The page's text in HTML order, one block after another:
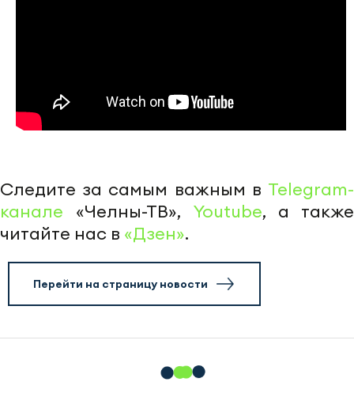
Следите за самым важным в Telegram-
канале «Челны-ТВ», Youtube, а также
читайте нас в «Дзен».
Перейти на страницу новости